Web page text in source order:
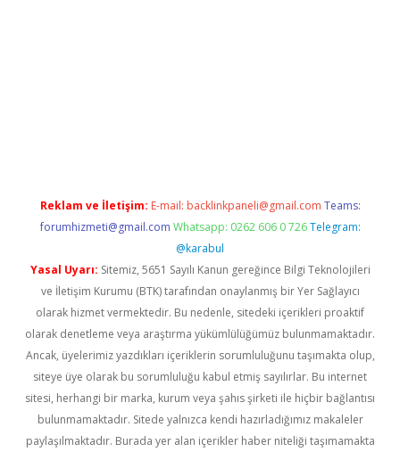
Reklam ve İletişim: E-mail: backlinkpaneli@gmail.com Teams:
forumhizmeti@gmail.com Whatsapp: 0262 606 0 726 Telegram:
@karabul
Yasal Uyarı: Sitemiz, 5651 Sayılı Kanun gereğince Bilgi Teknolojileri
ve İletişim Kurumu (BTK) tarafından onaylanmış bir Yer Sağlayıcı
olarak hizmet vermektedir. Bu nedenle, sitedeki içerikleri proaktif
olarak denetleme veya araştırma yükümlülüğümüz bulunmamaktadır.
Ancak, üyelerimiz yazdıkları içeriklerin sorumluluğunu taşımakta olup,
siteye üye olarak bu sorumluluğu kabul etmiş sayılırlar. Bu internet
sitesi, herhangi bir marka, kurum veya şahıs şirketi ile hiçbir bağlantısı
bulunmamaktadır. Sitede yalnızca kendi hazırladığımız makaleler
paylaşılmaktadır. Burada yer alan içerikler haber niteliği taşımamakta